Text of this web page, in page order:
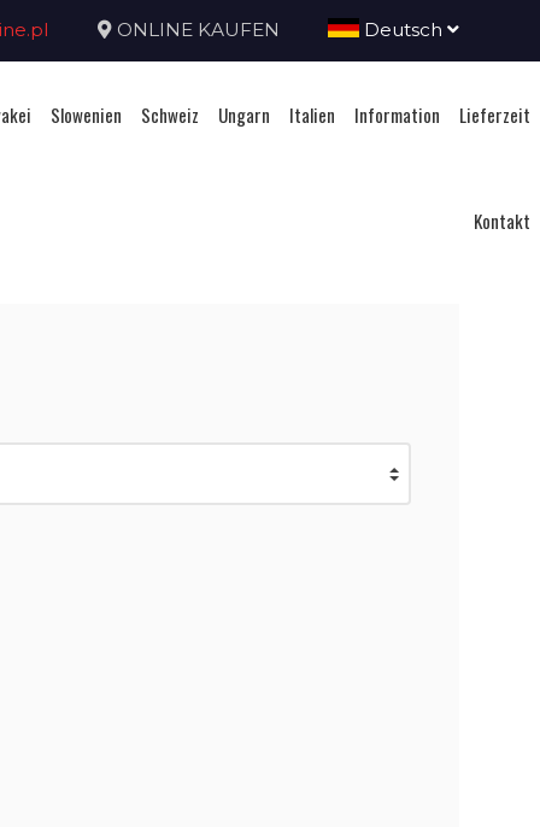
ONLINE KAUFEN Deutsch
Slowenien Schweiz Ungarn Italien Information Lieferzeit
Kontakt